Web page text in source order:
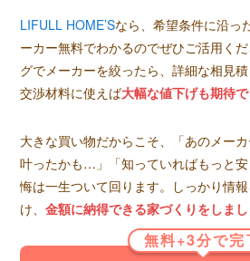
LIFULL HOME’Sなら、希望条件に沿っ
ーカー無料でわかるのでぜひご活用く
グでメーカーを絞ったら、詳細な相見積
交渉材料に使えば大幅な値下げも期待で
大きな買い物だからこそ、「あのメー
叶ったかも…」「知っていればもっと
悔は一生ついて回ります。しっかり情
け、金額に納得できる家づくりをしまし
無料+3分で完